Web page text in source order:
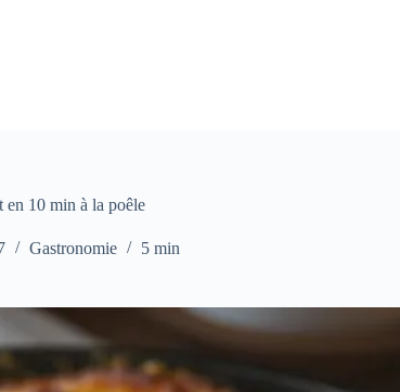
en 10 min à la poêle
Gastronomie 5 min